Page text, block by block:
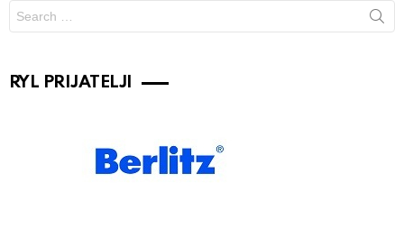
for:
RYL PRIJATELJI